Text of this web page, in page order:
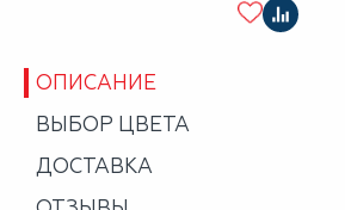
ОПИСАНИЕ
ВЫБОР ЦВЕТА
ДОСТАВКА